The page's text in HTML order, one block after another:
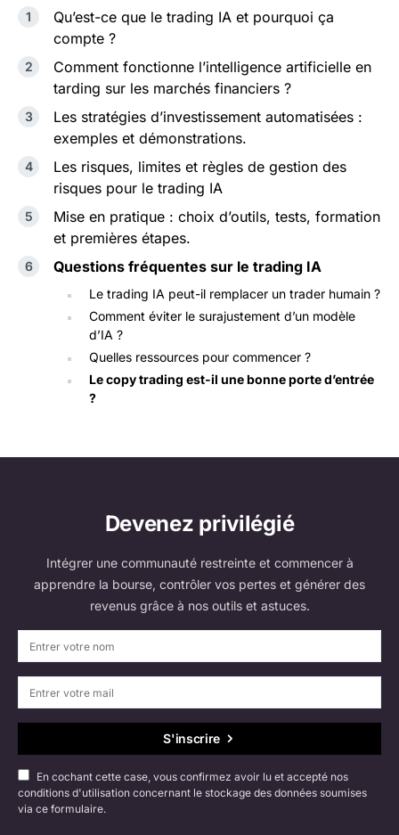
Qu’est-ce que le trading IA et pourquoi ça
compte ?
Comment fonctionne l’intelligence artificielle en
tarding sur les marchés financiers ?
Les stratégies d’investissement automatisées :
exemples et démonstrations.
Les risques, limites et règles de gestion des
risques pour le trading IA
Mise en pratique : choix d’outils, tests, formation
et premières étapes.
Questions fréquentes sur le trading IA
Le trading IA peut-il remplacer un trader humain ?
Comment éviter le surajustement d’un modèle
d’IA ?
Quelles ressources pour commencer ?
Le copy trading est-il une bonne porte d’entrée
?
Devenez privilégié
Intégrer une communauté restreinte et commencer à
apprendre la bourse, contrôler vos pertes et générer des
revenus grâce à nos outils et astuces.
S'inscrire
En cochant cette case, vous confirmez avoir lu et accepté nos
conditions d'utilisation concernant le stockage des données soumises
via ce formulaire.